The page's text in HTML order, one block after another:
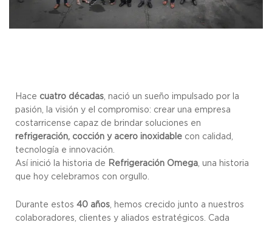
Hace cuatro décadas , nació un sueño impulsado por la
pasión, la visión y el compromiso: crear una empresa
costarricense capaz de brindar soluciones en
refrigeración, cocción y acero inoxidable con calidad,
tecnología e innovación.
Así inició la historia de Refrigeración Omega , una historia
que hoy celebramos con orgullo.
Durante estos 40 años , hemos crecido junto a nuestros
colaboradores, clientes y aliados estratégicos. Cada